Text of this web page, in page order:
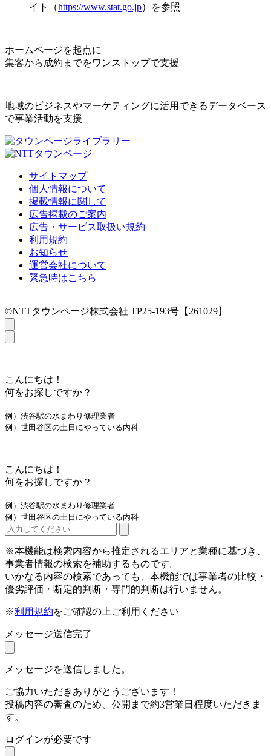
イト（https://www.stat.go.jp）を参照
ホームページを起点に
集客から成約までをワンストップで支援
地域のビジネスやマーケティングに活用できるデータベース
で事業活動を支援
サイトマップ
個人情報について
掲載情報に関して
広告掲載のご案内
広告・サービス取扱い規約
利用規約
お知らせ
運営会社について
緊急時はこちら
©NTTタウンページ株式会社 TP25-193号【261029】
こんにちは！
何をお探しですか？
例）渋谷駅の水まわり修理業者
例）世田谷区の土日にやっている内科
こんにちは！
何をお探しですか？
例）渋谷駅の水まわり修理業者
例）世田谷区の土日にやっている内科
※本機能は検索内容から推定されるエリアと業種に基づき、
事業者情報の検索を補助するものです。
いかなる内容の検索であっても、本機能では事業者の比較・
優劣評価・断定的判断・専門的判断は行いません。
※利用規約をご確認の上ご利用ください
メッセージ送信完了
メッセージを送信しました。
ご協力いただきありがとうございます！
投稿内容の審査のため、公開まで約3営業日程度いただきま
す。
ログインが必要です